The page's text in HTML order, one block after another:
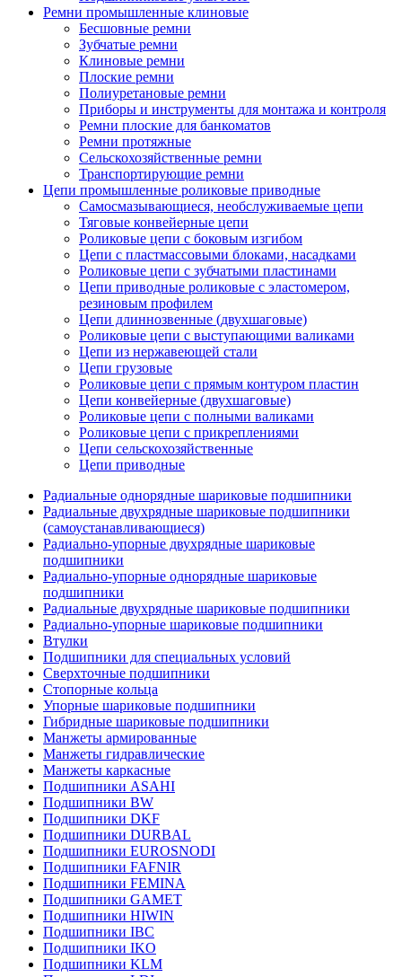
Ремни промышленные клиновые
Бесшовные ремни
Зубчатые ремни
Клиновые ремни
Плоские ремни
Полиуретановые ремни
Приборы и инструменты для монтажа и контроля
Ремни плоские для банкоматов
Ремни протяжные
Сельскохозяйственные ремни
Транспортирующие ремни
Цепи промышленные роликовые приводные
Самосмазывающиеся, необслуживаемые цепи
Тяговые конвейерные цепи
Роликовые цепи с боковым изгибом
Цепи с пластмассовыми блоками, насадками
Роликовые цепи с зубчатыми пластинами
Цепи приводные роликовые с эластомером,
резиновым профилем
Цепи длиннозвенные (двухшаговые)
Роликовые цепи с выступающими валиками
Цепи из нержавеющей стали
Цепи грузовые
Роликовые цепи с прямым контуром пластин
Цепи конвейерные (двухшаговые)
Роликовые цепи с полными валиками
Роликовые цепи с прикреплениями
Цепи сельскохозяйственные
Цепи приводные
Радиальные однорядные шариковые подшипники
Радиальные двухрядные шариковые подшипники
(самоустанавливающиеся)
Радиально-упорные двухрядные шариковые
подшипники
Радиально-упорные однорядные шариковые
подшипники
Радиальные двухрядные шариковые подшипники
Радиально-упорные шариковые подшипники
Втулки
Подшипники для специальных условий
Сверхточные подшипники
Стопорные кольца
Упорные шариковые подшипники
Гибридные шариковые подшипники
Манжеты армированные
Манжеты гидравлические
Манжеты каркасные
Подшипники ASAHI
Подшипники BW
Подшипники DKF
Подшипники DURBAL
Подшипники EUROSNODI
Подшипники FAFNIR
Подшипники FEMINA
Подшипники GAMET
Подшипники HIWIN
Подшипники IBC
Подшипники IKO
Подшипники KLM